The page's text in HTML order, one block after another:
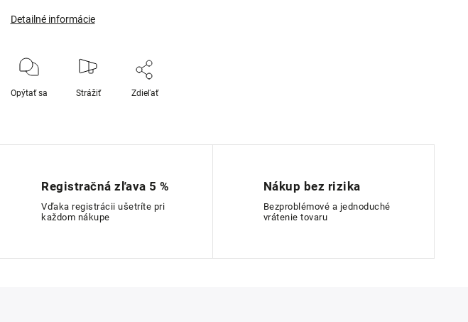
Detailné informácie
Opýtať sa Strážiť Zdieľať
Registračná zľava 5 %
Vďaka registrácii ušetríte pri
každom nákupe
Nákup bez rizika
Bezproblémové a jednoduché
vrátenie tovaru